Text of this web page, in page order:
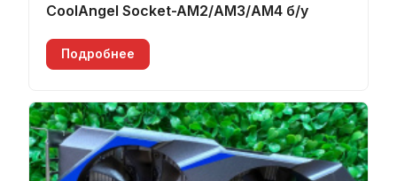
CoolAngel Socket-AM2/AM3/AM4 б/у
Подробнее